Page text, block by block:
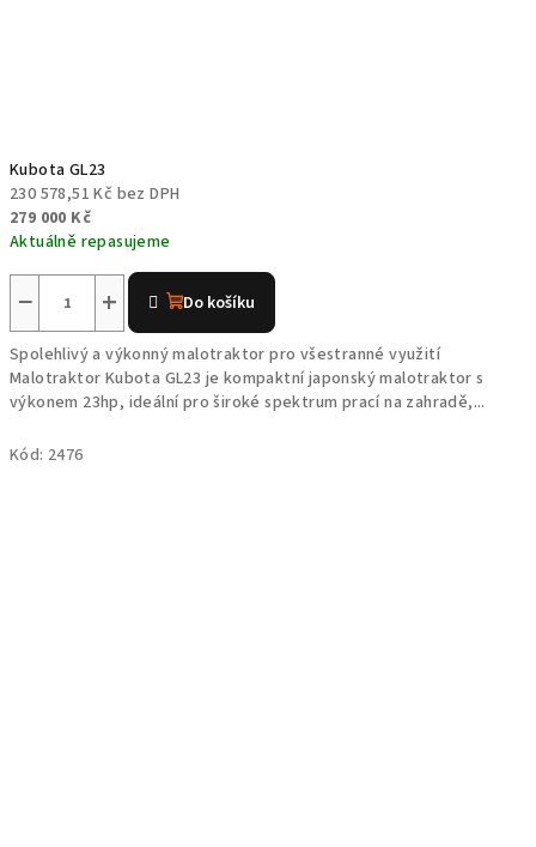
Kubota GL23
230 578,51 Kč bez DPH
279 000 Kč
Aktuálně repasujeme
produktu
je
3,6
z
5
+
− Do košíku
Spolehlivý a výkonný malotraktor pro všestranné využití
Malotraktor Kubota GL23 je kompaktní japonský malotraktor s
výkonem 23hp, ideální pro široké spektrum prací na zahradě,...
Kód: 2476